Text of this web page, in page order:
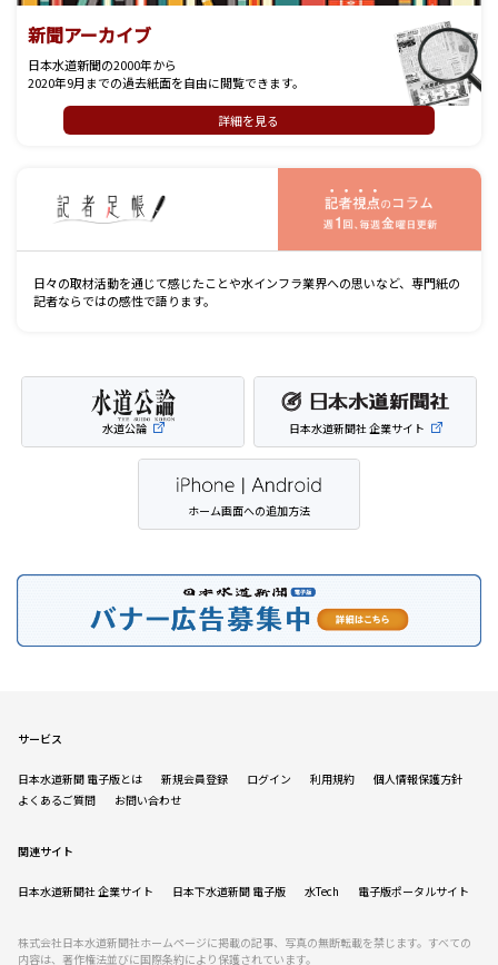
新聞アーカイブ
日本水道新聞の2000年から
2020年9月までの過去紙面を自由に閲覧できます。
詳細を見る
日々の取材活動を通じて感じたことや水インフラ業界への思いなど、専門紙の
記者ならではの感性で語ります。
水道公論 日本水道新聞社 企業サイト
ホーム画面への追加方法
サービス
日本水道新聞 電子版とは 新規会員登録 ログイン 利用規約
個人情報保護方針
よくあるご質問
お問い合わせ
関連サイト
日本水道新聞社 企業サイト 日本下水道新聞 電子版 水Tech 電子版ポータルサイト
株式会社日本水道新聞社ホームページに掲載の記事、写真の無断転載を禁じます。すべての
内容は、著作権法並びに国際条約により保護されています。